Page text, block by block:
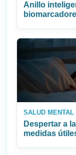
Anillo
SALUD MENTAL
Despertar a
medidas